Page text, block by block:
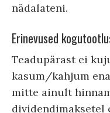
nädalateni.
Erinevused
Teadupärast ei
kasum/kahjum
mitte ainult
dividendimaksetel